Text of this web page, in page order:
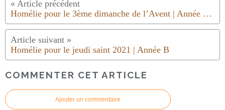
Homélie pour le 3ème dimanche de l’Avent | Année B | 2020.21
Homélie pour le jeudi saint 2021 | Année B
COMMENTER CET ARTICLE
Ajouter un commentaire